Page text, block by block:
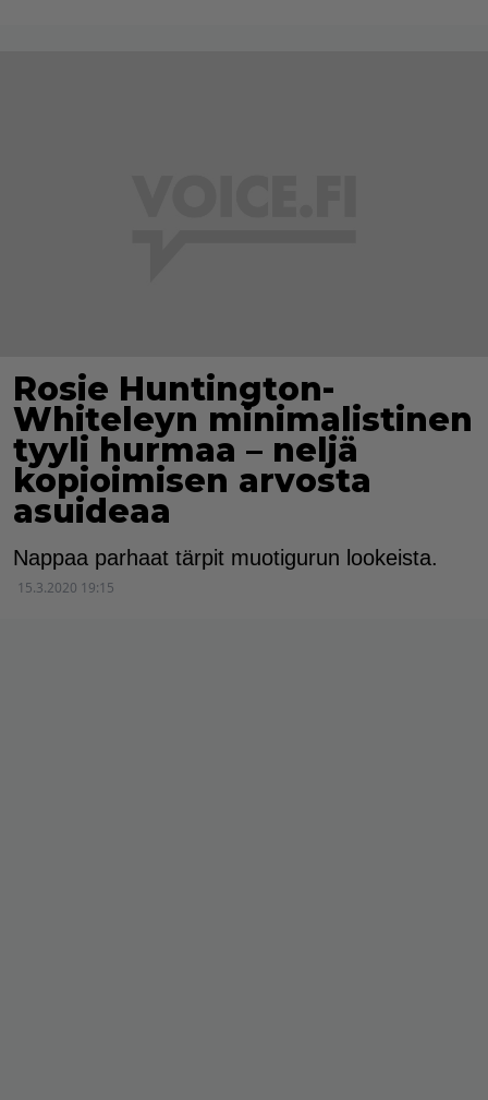
Rosie Huntington-
Whiteleyn minimalistinen
tyyli hurmaa – neljä
kopioimisen arvosta
asuideaa
Nappaa parhaat tärpit muotigurun lookeista.
15.3.2020 19:15